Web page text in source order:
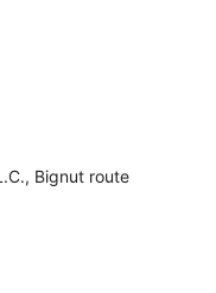
Bignut route